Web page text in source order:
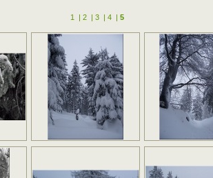
1 | 2 | 3 | 4 | 5